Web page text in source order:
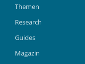
Themen
Research
Guides
Magazin